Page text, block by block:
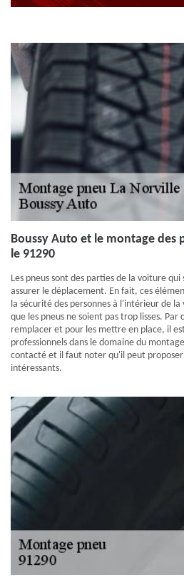
Boussy Auto et le montage des
le 91290
Les pneus sont des parties de la voiture
assurer le déplacement. En fait, ces
la sécurité des personnes à l'intérieur de
que les pneus ne soient pas trop lisses. Par
remplacer et pour les mettre en place, il
professionnels dans le domaine du
contacté et il faut noter qu'il peut
intéressants.